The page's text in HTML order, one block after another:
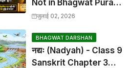
Not in Bhagwat Puran:
भागवत में श्री राधा का वर्णन क्यों
जुलाई 02, 2026
BHAGWAT DARSHAN
नद्यः (Nadyah) - Class 9
Sanskrit Chapter 3